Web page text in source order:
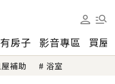
有房子 影音專區 買屋
補助 浴室